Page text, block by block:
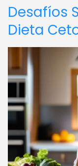
Desafíos
Dieta